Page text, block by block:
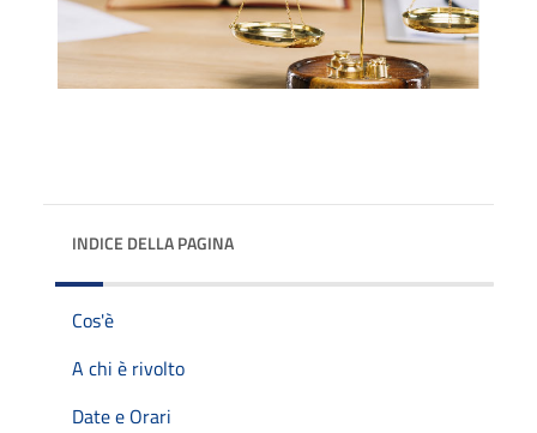
INDICE DELLA PAGINA
Cos'è
A chi è rivolto
Date e Orari